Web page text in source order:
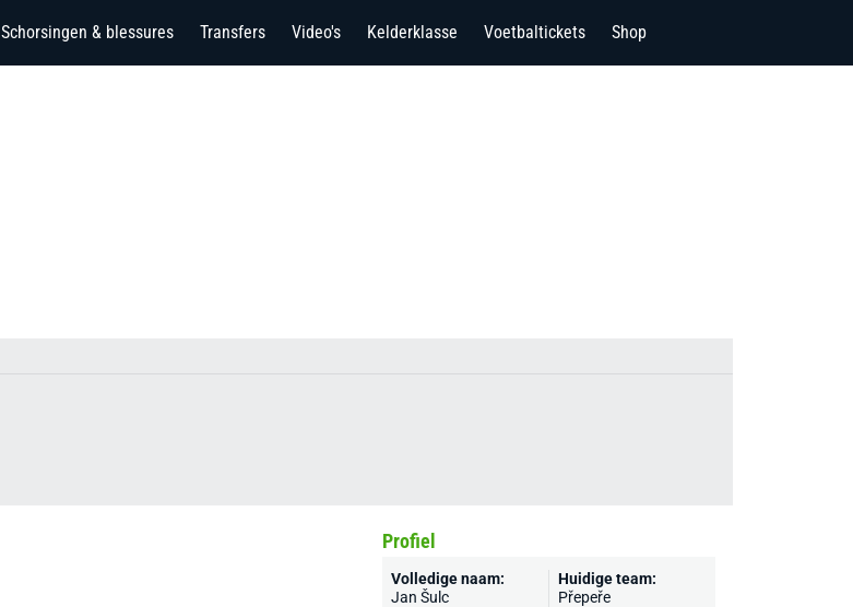
Schorsingen & blessures Transfers Video's Kelderklasse Voetbaltickets Shop
Profiel
Volledige naam:
Jan Šulc
Huidige team:
Přepeře